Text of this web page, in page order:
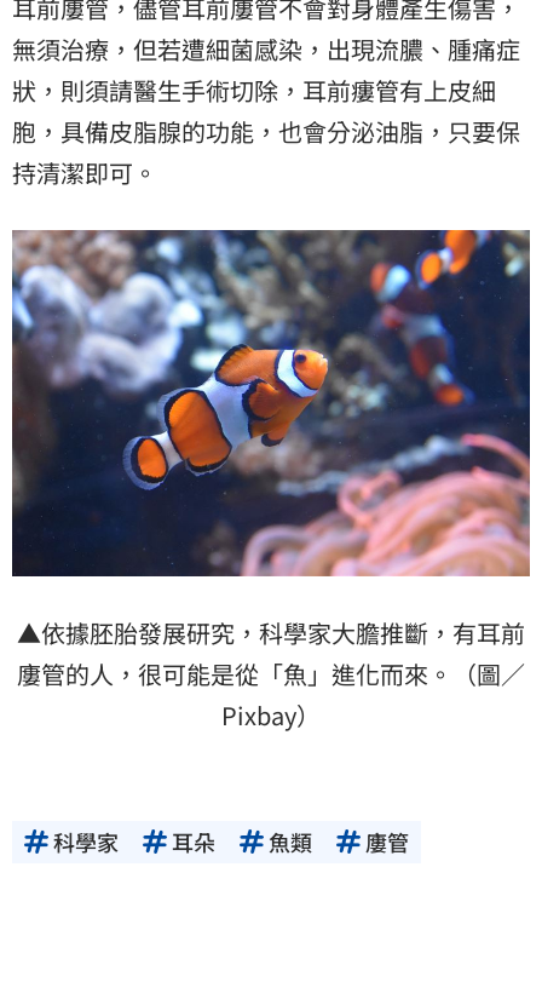
耳前廔管，儘管耳前廔管不會對身體產生傷害，
無須治療，但若遭細菌感染，出現流膿、腫痛症
狀，則須請醫生手術切除，耳前瘻管有上皮細
胞，具備皮脂腺的功能，也會分泌油脂，只要保
持清潔即可。
▲依據胚胎發展研究，科學家大膽推斷，有耳前
廔管的人，很可能是從「魚」進化而來。（圖／
Pixbay）
科學家 耳朵 魚類 廔管